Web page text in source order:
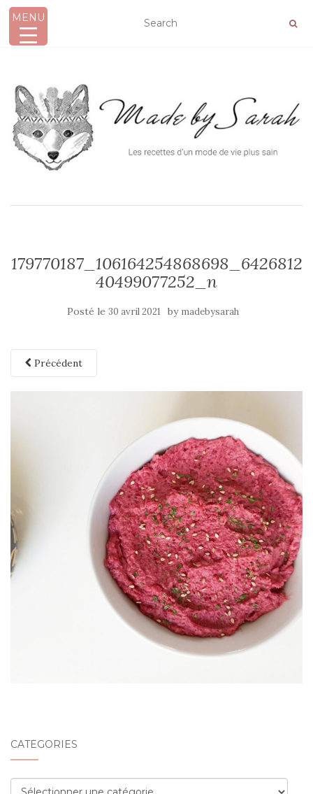
MENU
AFFICHER/MASQUER LA NAVIGATION
179770187_106164254868698_6426812
40499077252_n
Posté le 30 avril 2021 by madebysarah
Précédent
CATÉGORIES
Catégories